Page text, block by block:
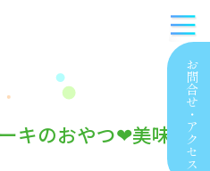
お問合せ
・
アクセス
キのおやつ❤美味し